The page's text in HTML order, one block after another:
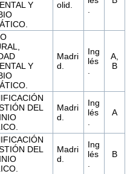
Y
olid.
Y
Madri
d.
Ing
lés
A,
B
DEL
Madri
d.
Ing
lés
A
DEL
Madri
d.
Ing
lés
B